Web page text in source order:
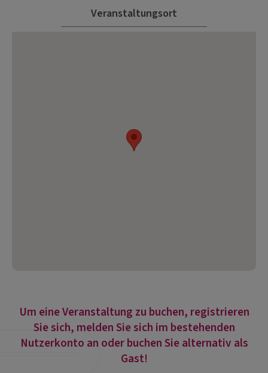
Veranstaltungsort
Um eine Veranstaltung zu buchen, registrieren
Sie sich, melden Sie sich im bestehenden
Nutzerkonto an oder buchen Sie alternativ als
Gast!